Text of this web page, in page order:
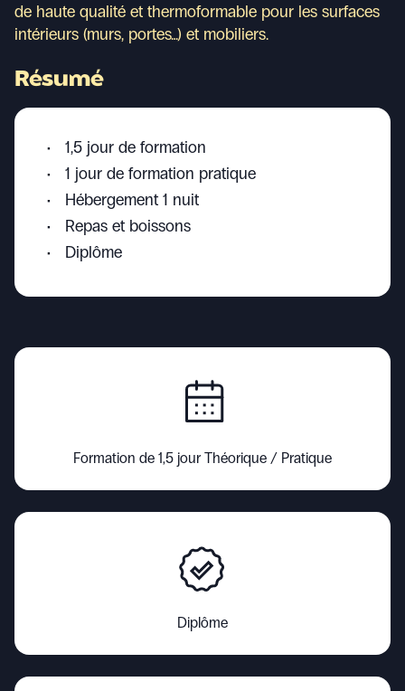
de haute qualité et thermoformable pour les surfaces
intérieurs (murs, portes…) et mobiliers.
Résumé
1,5 jour de formation
1 jour de formation pratique
Hébergement 1 nuit
Repas et boissons
Diplôme
Formation de 1,5 jour Théorique / Pratique
Diplôme